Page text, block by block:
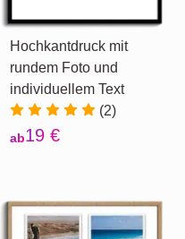
Hochkantdruck mit
rundem Foto und
individuellem Text
(2)
ab19 €